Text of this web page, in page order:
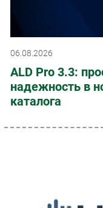
06.08.2026
ALD Pro 3.3:
надежность в
каталога